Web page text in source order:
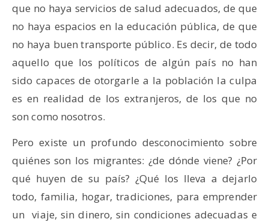
que no haya servicios de salud adecuados, de que
no haya espacios en la educación pública, de que
no haya buen transporte público. Es decir, de todo
aquello que los políticos de algún país no han
sido capaces de otorgarle a la población la culpa
es en realidad de los extranjeros, de los que no
son como nosotros.
Pero existe un profundo desconocimiento sobre
quiénes son los migrantes: ¿de dónde viene? ¿Por
qué huyen de su país? ¿Qué los lleva a dejarlo
todo, familia, hogar, tradiciones, para emprender
un viaje, sin dinero, sin condiciones adecuadas e